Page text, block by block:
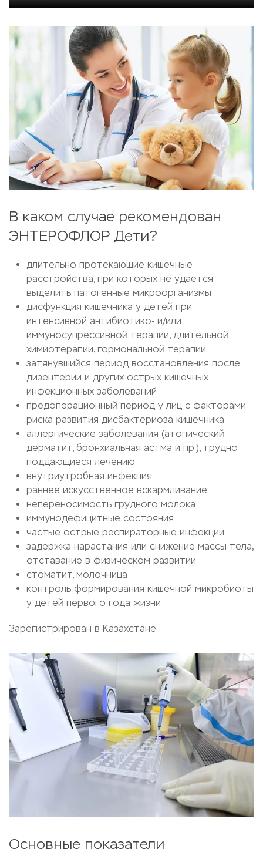
В каком случае рекомендован
ЭНТЕРОФЛОР Дети?
длительно протекающие кишечные
расстройства, при которых не удается
выделить патогенные микроорганизмы
дисфункция кишечника у детей при
интенсивной антибиотико- и/или
иммуносупрессивной терапии, длительной
химиотерапии, гормональной терапии
затянувшийся период восстановления после
дизентерии и других острых кишечных
инфекционных заболеваний
предоперационный период у лиц с факторами
риска развития дисбактериоза кишечника
аллергические заболевания (атопический
дерматит, бронхиальная астма и пр.), трудно
поддающиеся лечению
внутриутробная инфекция
раннее искусственное вскармливание
непереносимость грудного молока
иммунодефицитные состояния
частые острые респираторные инфекции
задержка нарастания или снижение массы тела,
отставание в физическом развитии
стоматит, молочница
контроль формирования кишечной микробиоты
у детей первого года жизни
Зарегистрирован в Казахстане
Основные показатели